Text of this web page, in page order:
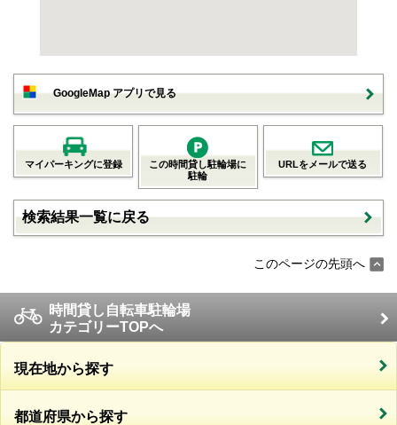
GoogleMap アプリで見る
マイパーキングに登録
この時間貸し駐輪場に
駐輪
URLをメールで送る
検索結果一覧に戻る
このページの先頭へ
時間貸し自転車駐輪場
カテゴリーTOPへ
現在地から探す
都道府県から探す